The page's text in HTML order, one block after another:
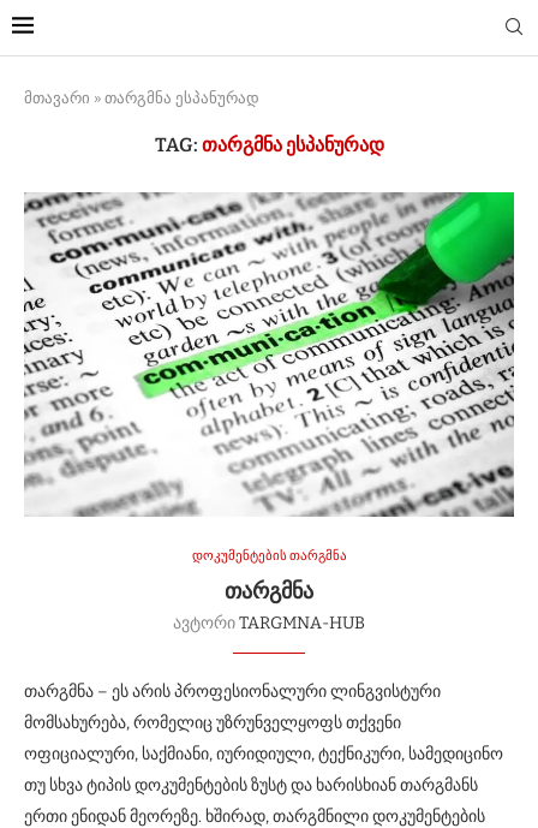
მთავარი » თარგმნა ესპანურად
TAG: ᲗᲐᲠᲒᲛᲜᲐ ᲔᲡᲞᲐᲜᲣᲠᲐᲓ
დოკუმენტების თარგმნა
ᲗᲐᲠᲒᲛᲜᲐ
ავტორიTARGMNA-HUB
თარგმნა – ეს არის პროფესიონალური ლინგვისტური
მომსახურება, რომელიც უზრუნველყოფს თქვენი
ოფიციალური, საქმიანი, იურიდიული, ტექნიკური, სამედიცინო
თუ სხვა ტიპის დოკუმენტების ზუსტ და ხარისხიან თარგმანს
ერთი ენიდან მეორეზე. ხშირად, თარგმნილი დოკუმენტების